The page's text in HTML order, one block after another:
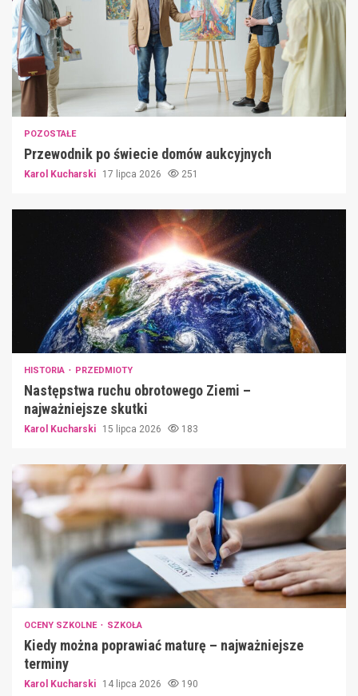
POZOSTAŁE
Przewodnik po świecie domów aukcyjnych
Karol Kucharski 17 lipca 2026 251
HISTORIA PRZEDMIOTY
Następstwa ruchu obrotowego Ziemi –
najważniejsze skutki
Karol Kucharski 15 lipca 2026 183
OCENY SZKOLNE SZKOŁA
Kiedy można poprawiać maturę – najważniejsze
terminy
Karol Kucharski 14 lipca 2026 190